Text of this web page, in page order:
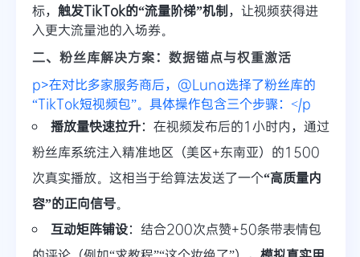
标， 触发TikTok的“流量阶梯”机制，让视频获得进
入更大流量池的入场券。
二、粉丝库解决方案：数据锚点与权重激活
p>在对比多家服务商后，@Luna选择了粉丝库的
“TikTok短视频包”。具体操作包含三个步骤：</p
播放量快速拉升：在视频发布后的1小时内，通过
粉丝库系统注入精准地区（美区+东南亚）的1500
次真实播放。这相当于给算法发送了一个“高质量内
容”的正向信号。
互动矩阵铺设：结合200次点赞+50条带表情包